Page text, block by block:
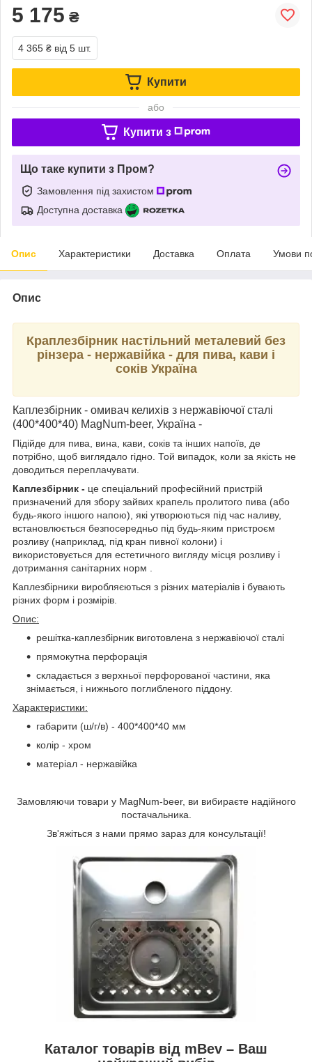
5 175 ₴
4 365 ₴ від 5 шт.
Купити
або
Купити з
Що таке купити з Пром?
Замовлення під захистом
Доступна доставка
Опис Характеристики Доставка Оплата Умови
Опис
Краплезбірник настільний металевий без
рінзера - нержавійка - для пива, кави і
соків Україна
Каплезбірник - омивач келихів з нержавіючої сталі
(400*400*40) MagNum-beer, Україна -
Підійде для пива, вина, кави, соків та інших напоїв, де
потрібно, щоб виглядало гідно. Той випадок, коли за якість не
доводиться переплачувати.
Каплезбірник - це спеціальний професійний пристрій
призначений для збору зайвих крапель пролитого пива (або
будь-якого іншого напою), які утворюються під час наливу,
встановлюється безпосередньо під будь-яким пристроєм
розливу (наприклад, під кран пивної колони) і
використовується для естетичного вигляду місця розливу і
дотримання санітарних норм .
Каплезбірники виробляєються з різних матеріалів і бувають
різних форм і розмірів.
Опис:
решітка-каплезбірник виготовлена з нержавіючої сталі
прямокутна перфорація
складається з верхньої перфорованої частини, яка
знімається, і нижнього поглибленого піддону.
Характеристики:
габарити (ш/г/в) - 400*400*40 мм
колір - хром
матеріал - нержавійка
Замовляючи товари у MagNum-beer, ви вибираєте надійного
постачальника.
Зв'яжіться з нами прямо зараз для консультації!
Каталог товарів від mBev – Ваш